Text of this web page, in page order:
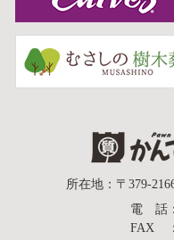
質屋
所在地 ： 〒379-
電話 ：
FAX
：